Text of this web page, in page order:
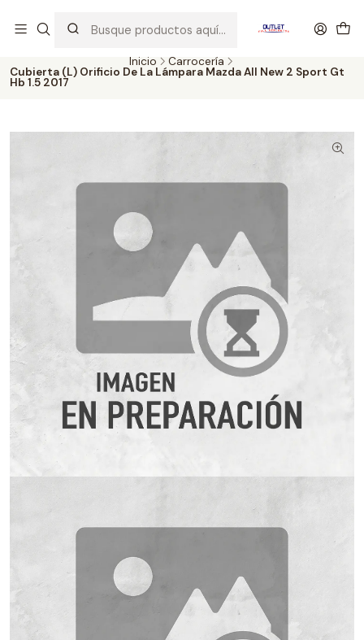
probados con altos estándares de calidad.
Inicio Carrocería
Cubierta (L) Orificio De La Lámpara Mazda All New 2 Sport Gt
Hb 1.5 2017